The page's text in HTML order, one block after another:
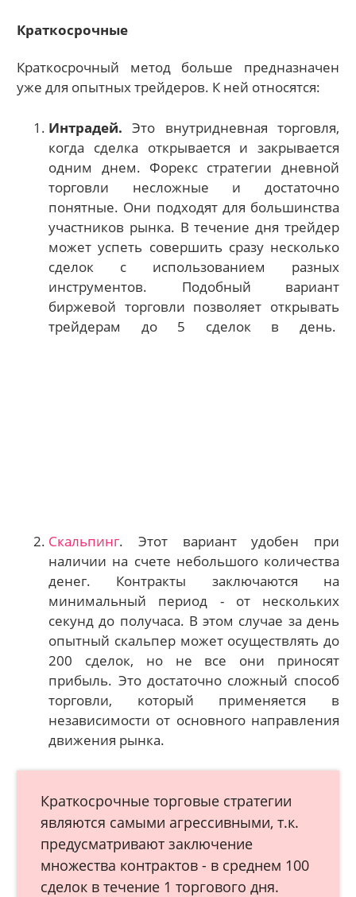
Краткосрочные
Краткосрочный метод больше предназначен
уже для опытных трейдеров. К ней относятся:
Интрадей. Это внутридневная торговля,
когда сделка открывается и закрывается
одним днем. Форекс стратегии дневной
торговли несложные и достаточно
понятные. Они подходят для большинства
участников рынка. В течение дня трейдер
может успеть совершить сразу несколько
сделок с использованием разных
инструментов. Подобный вариант
биржевой торговли позволяет открывать
трейдерам до 5 сделок в день.
Скальпинг. Этот вариант удобен при
наличии на счете небольшого количества
денег. Контракты заключаются на
минимальный период - от нескольких
секунд до получаса. В этом случае за день
опытный скальпер может осуществлять до
200 сделок, но не все они приносят
прибыль. Это достаточно сложный способ
торговли, который применяется в
независимости от основного направления
движения рынка.
Краткосрочные торговые стратегии
являются самыми агрессивными, т.к.
предусматривают заключение
множества контрактов - в среднем 100
сделок в течение 1 торгового дня.